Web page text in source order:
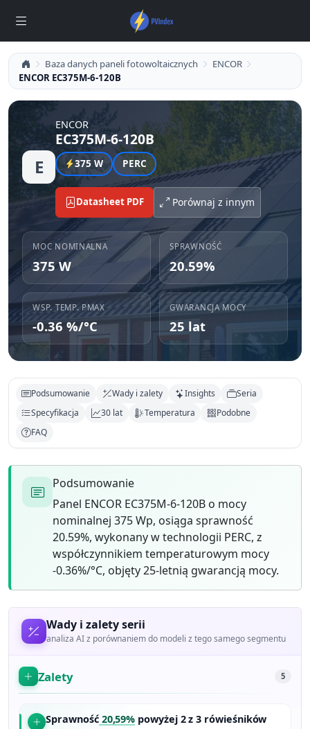
Baza danych paneli fotowoltaicznych
ENCOR
ENCOR EC375M-6-120B
E
ENCOR
EC375M-6-120B
375 W PERC
Datasheet PDF Porównaj z innym
MOC NOMINALNA
375 W
SPRAWNOŚĆ
20.59%
WSP. TEMP. PMAX
-0.36 %/°C
GWARANCJA MOCY
25 lat
Podsumowanie Wady i zalety Insights
Seria
Specyfikacja
30 lat Temperatura
Podobne
FAQ
Podsumowanie
Panel ENCOR EC375M-6-120B o mocy
nominalnej 375 Wp, osiąga sprawność
20.59%, wykonany w technologii PERC, z
współczynnikiem temperaturowym mocy
-0.36%/°C, objęty 25-letnią gwarancją mocy.
Wady i zalety serii
analiza AI z porównaniem do modeli z tego samego segmentu
Zalety 5
Sprawność20,59% powyżej 2 z 3 rówieśników